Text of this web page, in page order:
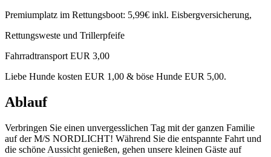
Premiumplatz im Rettungsboot: 5,99€ inkl. Eisbergversicherung,
Rettungsweste und Trillerpfeife
Fahrradtransport EUR 3,00
Liebe Hunde kosten EUR 1,00 & böse Hunde EUR 5,00.
Ablauf
Verbringen Sie einen unvergesslichen Tag mit der ganzen Familie
auf der M/S NORDLICHT! Während Sie die entspannte Fahrt und
die schöne Aussicht genießen, gehen unsere kleinen Gäste auf